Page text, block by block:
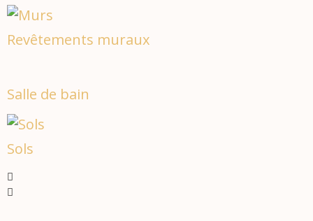
Revêtements muraux
Salle de bain
Sols